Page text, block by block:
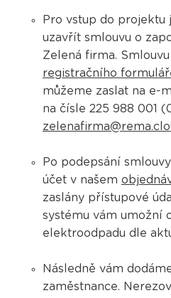
Pro vstup do projektu
uzavřít smlouvu o
Zelená firma.
registračního
můžeme zaslat na e-
na čísle 225 988 001
Po podepsání
účet v našem
zaslány přístupové
systému vám umožní
elektroodpadu dle
Následně vám
zaměstnance.